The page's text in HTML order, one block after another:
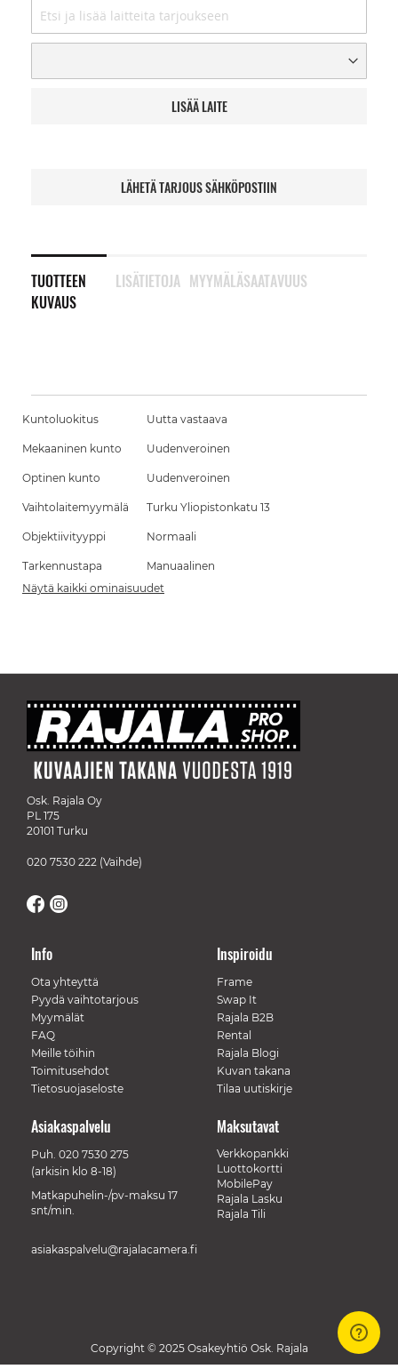
LISÄÄ LAITE
LÄHETÄ TARJOUS SÄHKÖPOSTIIN
TUOTTEEN
KUVAUS
LISÄTIETOJA MYYMÄLÄSAATAVUUS
Kuntoluokitus Uutta vastaava
Mekaaninen kunto Uudenveroinen
Optinen kunto Uudenveroinen
Vaihtolaitemyymälä Turku Yliopistonkatu 13
Objektiivityyppi Normaali
Tarkennustapa
Manuaalinen
Näytä kaikki ominaisuudet
Osk. Rajala Oy
PL 175
20101 Turku
020 7530 222 (Vaihde)
Info
Ota yhteyttä
Pyydä vaihtotarjous
Myymälät
FAQ
Meille töihin
Toimitusehdot
Tietosuojaseloste
Inspiroidu
Frame
Swap It
Rajala B2B
Rental
Rajala Blogi
Kuvan takana
Tilaa uutiskirje
Maksutavat
Verkkopankki
Luottokortti
MobilePay
Rajala Lasku
Rajala Tili
Asiakaspalvelu
Puh. 020 7530 275
(arkisin klo 8-18)
Matkapuhelin-/pv-maksu 17
snt/min.
asiakaspalvelu@rajalacamera.fi
Copyright © 2025 Osakeyhtiö Osk. Rajala